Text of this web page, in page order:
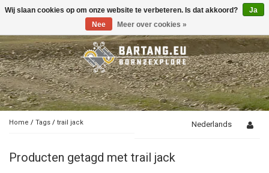
Toggle
Home / Tags / trail jack Nederlands
Producten getagd met trail jack
Wij slaan cookies op om onze website te verbeteren. Is dat akkoord?
Ja
Nee
Meer over cookies »